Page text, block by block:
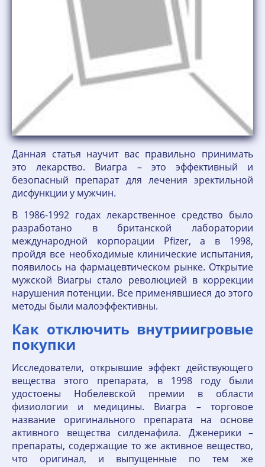
Данная статья научит вас правильно принимать
это лекарство. Виагра – это эффективный и
безопасный препарат для лечения эректильной
дисфункции у мужчин.
В 1986-1992 годах лекарственное средство было
разработано в британской лаборатории
международной корпорации Pfizer, а в 1998,
пройдя все необходимые клинические испытания,
появилось на фармацевтическом рынке. Открытие
мужской Виагры стало революцией в коррекции
нарушения потенции. Все применявшиеся до этого
методы были малоэффективны.
Как отключить внутриигровые
покупки
Исследователи, открывшие эффект действующего
вещества этого препарата, в 1998 году были
удостоены Нобелевской премии в области
физиологии и медицины. Виагра – торговое
название оригинального препарата на основе
активного вещества силденафила. Дженерики –
препараты, содержащие то же активное вещество,
что оригинал, и выпущенные по тем же